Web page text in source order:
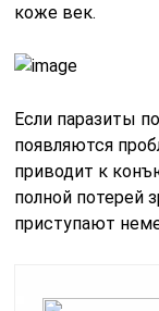
коже век.
Если паразиты
появляются
приводит к
полной потерей
приступают